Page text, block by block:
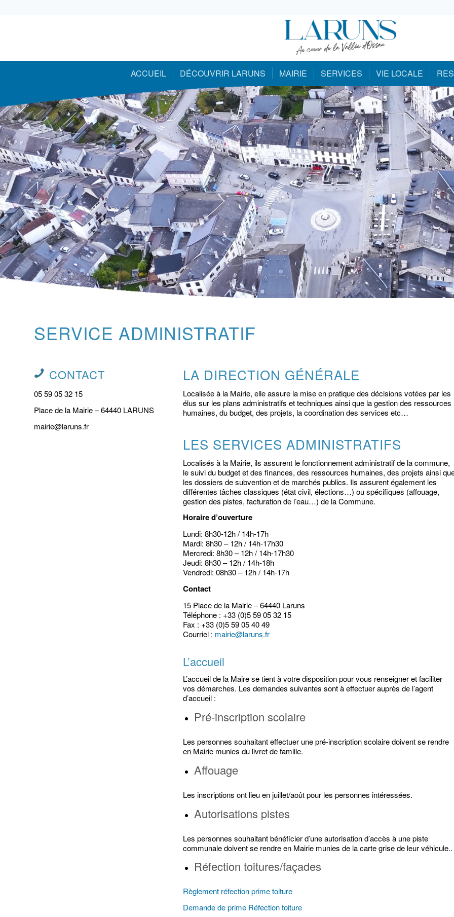
ACCUEIL DÉCOUVRIR LARUNS MAIRIE SERVICES VIE LOCALE
SERVICE ADMINISTRATIF
CONTACT
05 59 05 32 15
Place de la Mairie – 64440 LARUNS
mairie@laruns.fr
LA DIRECTION GÉNÉRALE
Localisée à la Mairie, elle assure la mise en pratique des décisions votées par les
élus sur les plans administratifs et techniques ainsi que la gestion des ressources
humaines, du budget, des projets, la coordination des services etc…
LES SERVICES ADMINISTRATIFS
Localisés à la Mairie, ils assurent le fonctionnement administratif de la commune,
le suivi du budget et des finances, des ressources humaines, des projets ainsi
les dossiers de subvention et de marchés publics. Ils assurent également les
différentes tâches classiques (état civil, élections…) ou spécifiques (affouage,
gestion des pistes, facturation de l’eau…) de la Commune.
Horaire d’ouverture
Lundi: 8h30-12h / 14h-17h
Mardi: 8h30 – 12h / 14h-17h30
Mercredi: 8h30 – 12h / 14h-17h30
Jeudi: 8h30 – 12h / 14h-18h
Vendredi: 08h30 – 12h / 14h-17h
Contact
15 Place de la Mairie – 64440 Laruns
Téléphone : +33 (0)5 59 05 32 15
Fax : +33 (0)5 59 05 40 49
Courriel : mairie@laruns.fr
L’accueil
L’accueil de la Maire se tient à votre disposition pour vous renseigner et faciliter
vos démarches. Les demandes suivantes sont à effectuer auprès de l’agent
d’accueil :
Pré-inscription scolaire
Les personnes souhaitant effectuer une pré-inscription scolaire doivent se rendre
en Mairie munies du livret de famille.
Affouage
Les inscriptions ont lieu en juillet/août pour les personnes intéressées.
Autorisations pistes
Les personnes souhaitant bénéficier d’une autorisation d’accès à une piste
communale doivent se rendre en Mairie munies de la carte grise de leur véhicule..
Réfection toitures/façades
Règlement réfection prime toiture
Demande de prime Réfection toiture